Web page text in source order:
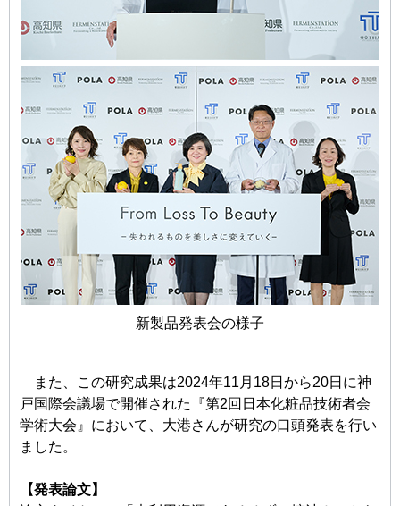
新製品発表会の様子
また、この研究成果は2024年11月18日から20日に神
戸国際会議場で開催された『第2回日本化粧品技術者会
学術大会』において、大港さんが研究の口頭発表を行い
ました。
【発表論文】